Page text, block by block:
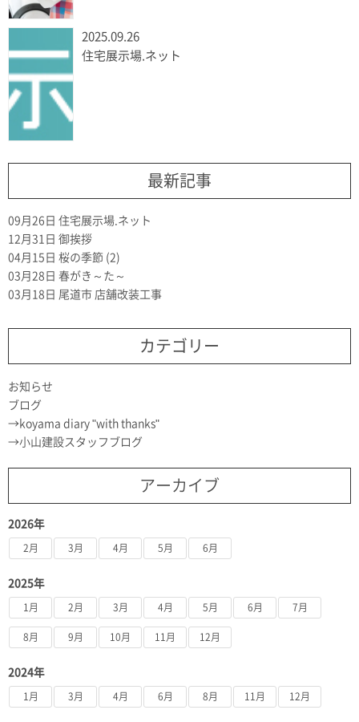
2025.09.26
住宅展示場.ネット
最新記事
09月26日 住宅展示場.ネット
12月31日 御挨拶
04月15日 桜の季節 (2)
03月28日 春がき～た～
03月18日 尾道市 店舗改装工事
カテゴリー
お知らせ
ブログ
koyama diary "with thanks"
小山建設スタッフブログ
アーカイブ
2026年
2月 3月 4月 5月 6月
2025年
1月 2月 3月 4月 5月 6月 7月
8月 9月 10月 11月 12月
2024年
1月 3月 4月 6月 8月 11月 12月